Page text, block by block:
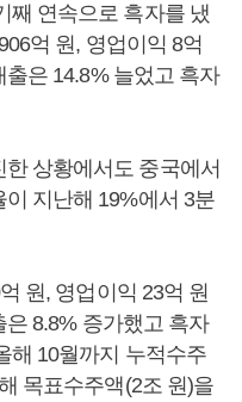
째 연속으로 흑자를 냈
억 원, 영업이익 8억
은 14.8% 늘었고 흑자
상황에서도 중국에서
지난해 19%에서 3분
원, 영업이익 23억 원
8.8% 증가했고 흑자
해 10월까지 누적수주
목표수주액(2조 원)을